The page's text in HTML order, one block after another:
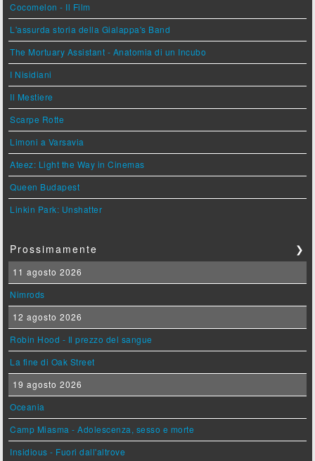
Cocomelon - Il Film
L'assurda storia della Gialappa's Band
The Mortuary Assistant - Anatomia di un Incubo
I Nisidiani
Il Mestiere
Scarpe Rotte
Limoni a Varsavia
Ateez: Light the Way in Cinemas
Queen Budapest
Linkin Park: Unshatter
Prossimamente ❯
11 agosto 2026
Nimrods
12 agosto 2026
Robin Hood - Il prezzo del sangue
La fine di Oak Street
19 agosto 2026
Oceania
Camp Miasma - Adolescenza, sesso e morte
Insidious - Fuori dall'altrove